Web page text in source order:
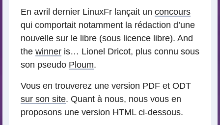
En avril dernier LinuxFr lançait un concours
qui comportait notamment la rédaction d’une
nouvelle sur le libre (sous licence libre). And
the winner is… Lionel Dricot, plus connu sous
son pseudo Ploum.
Vous en trouverez une version PDF et ODT
sur son site. Quant à nous, nous vous en
proposons une version HTML ci-dessous.